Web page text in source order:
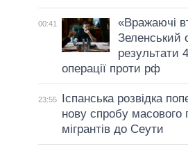
00:41
«Вражаючі
Зеленський
результати
операції проти рф
23:55
Іспанська розвідка
нову спробу масового
мігрантів до Сеути